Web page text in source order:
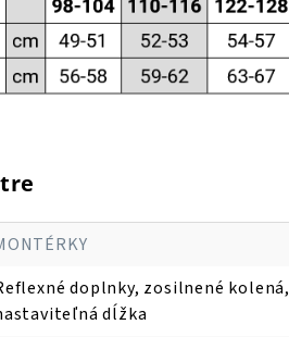
doplnky, zosilnené
dĺžka